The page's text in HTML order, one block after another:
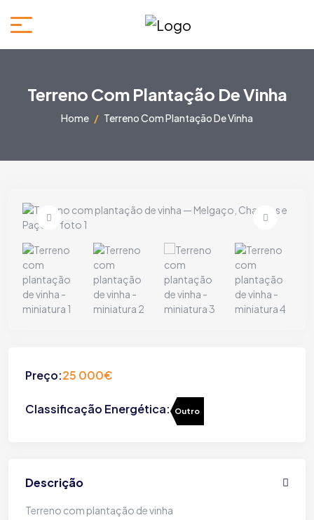
Terreno Com Plantação De Vinha
Home Terreno Com Plantação De Vinha
Preço:25 000€
Classificação Energética: Outro
Descrição
Terreno com plantação de vinha